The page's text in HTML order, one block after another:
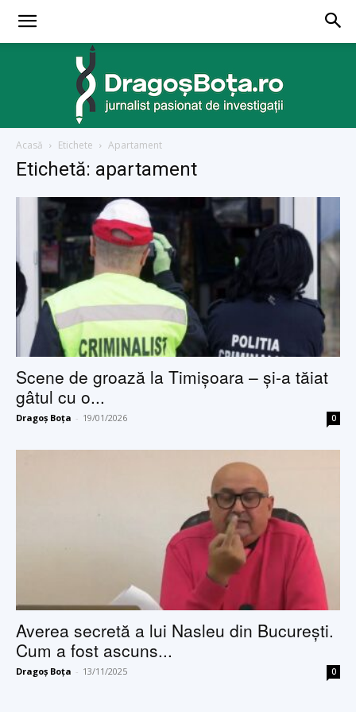
dragosbota.ro
Acasă Etichete Apartament
Etichetă: apartament
Scene de groază la Timișoara – și-a tăiat
gâtul cu o...
Dragoș Boța - 19/01/2026 0
Averea secretă a lui Nasleu din București.
Cum a fost ascuns...
Dragoș Boța - 13/11/2025 0